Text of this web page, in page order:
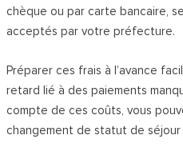
chèque ou par carte bancaire,
acceptés par votre préfecture.
Préparer ces frais à l’avance
retard lié à des paiements
compte de ces coûts, vous
changement de statut de séjour